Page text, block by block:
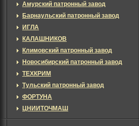
Амурский патронный завод
Барнаульский патронный завод
ИГЛА
КАЛАШНИКОВ
Климовский патронный завод
Новосибирский патронный завод
ТЕХКРИМ
Тульский патронный завод
ФОРТУНА
ЦНИИТОЧМАШ